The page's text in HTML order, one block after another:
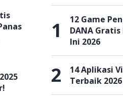
1
12 Game
DANA
Ini 2026
2
14 Aplikasi
Terbaik